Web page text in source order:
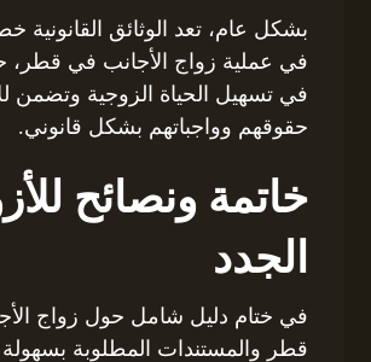
بشكل عام، تعد الوثائق القانونية
في عملية زواج الأجانب في قطر،
في تسهيل الحياة الزوجية وتضمن
حقوقهم وواجباتهم بشكل قانوني.
خاتمة ونصائح
الجدد
في ختام دليل شامل حول زواج
قطر والمستندات المطلوبة